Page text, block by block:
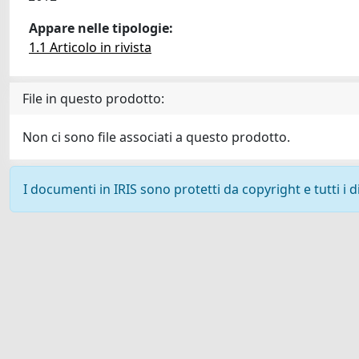
Appare nelle tipologie:
1.1 Articolo in rivista
File in questo prodotto:
Non ci sono file associati a questo prodotto.
I documenti in IRIS sono protetti da copyright e tutti i